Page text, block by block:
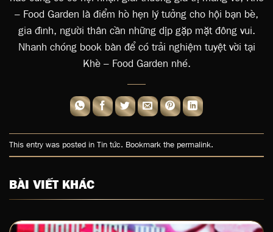
– Food Garden là điểm hò hẹn lý tưởng cho hội bạn bè,
gia đình, người thân cần những dịp gặp mặt đông vui.
Nhanh chóng book bàn để có trải nghiệm tuyệt vời tại
Khè – Food Garden nhé.
This entry was posted in Tin tức. Bookmark the permalink.
BÀI VIẾT KHÁC